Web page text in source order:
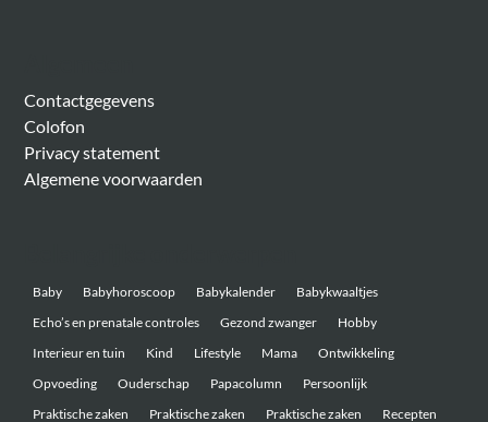
Contactgegevens
Colofon
Privacy statement
Algemene voorwaarden
Baby Babyhoroscoop Babykalender
Babykwaaltjes
Echo’s en prenatale controles
Gezond zwanger
Hobby
Interieur en tuin
Kind Lifestyle Mama
Ontwikkeling
Opvoeding
Ouderschap Papacolumn
Persoonlijk
Praktische zaken
Praktische zaken Praktische zaken Recepten